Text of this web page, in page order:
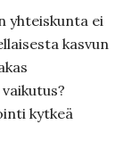
yhteiskunta ei
kasvun
kytkeä